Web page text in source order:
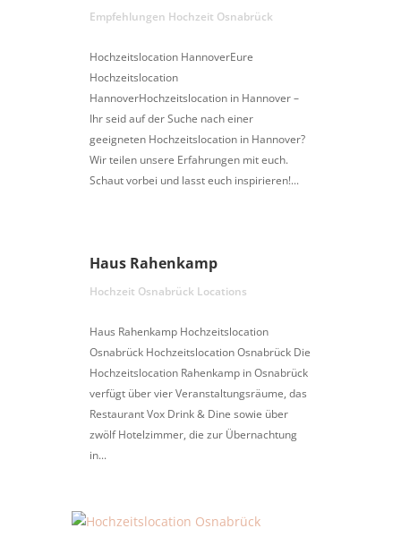
Empfehlungen Hochzeit Osnabrück
Hochzeitslocation HannoverEure
Hochzeitslocation
HannoverHochzeitslocation in Hannover –
Ihr seid auf der Suche nach einer
geeigneten Hochzeitslocation in Hannover?
Wir teilen unsere Erfahrungen mit euch.
Schaut vorbei und lasst euch inspirieren!...
Haus Rahenkamp
Hochzeit Osnabrück Locations
Haus Rahenkamp Hochzeitslocation
Osnabrück Hochzeitslocation Osnabrück Die
Hochzeitslocation Rahenkamp in Osnabrück
verfügt über vier Veranstaltungsräume, das
Restaurant Vox Drink & Dine sowie über
zwölf Hotelzimmer, die zur Übernachtung
in...